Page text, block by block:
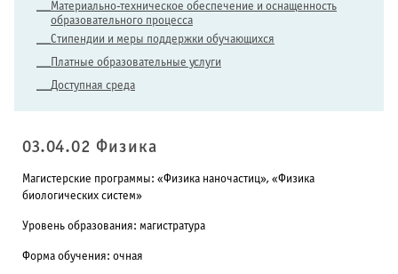
Материально-техническое обеспечение и оснащенность
образовательного процесса
Стипендии и меры поддержки обучающихся
Платные образовательные услуги
Доступная среда
03.04.02 Физика
Магистерские программы: «Физика наночастиц», «Физика
биологических систем»
Уровень образования: магистратура
Форма обучения: очная